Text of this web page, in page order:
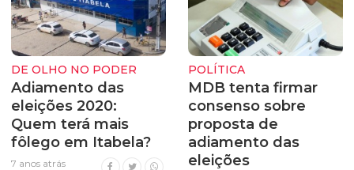
DE OLHO NO PODER
Adiamento das
eleições 2020:
Quem terá mais
fôlego em Itabela?
7 anos atrás
POLÍTICA
MDB tenta firmar
consenso sobre
proposta de
adiamento das
eleições